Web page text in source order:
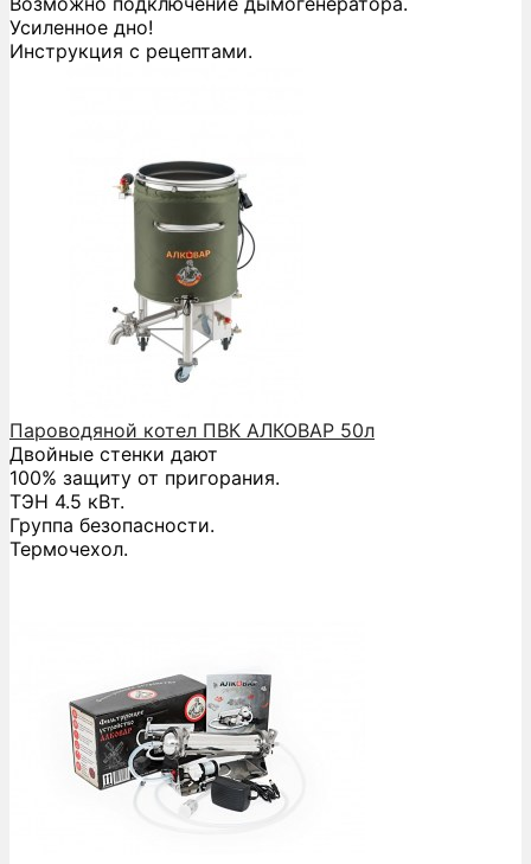
Усиленное дно!
Инструкция с рецептами.
Пароводяной котел ПВК АЛКОВАР 50л
Двойные стенки дают
100% защиту от пригорания.
ТЭН 4.5 кВт.
Группа безопасности.
Термочехол.